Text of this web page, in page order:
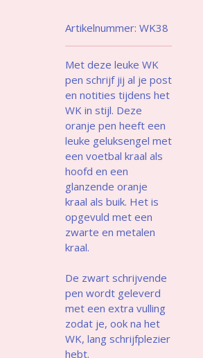
Artikelnummer: WK38
Met deze leuke WK
pen schrijf jij al je post
en notities tijdens het
WK in stijl. Deze
oranje pen heeft een
leuke geluksengel met
een voetbal kraal als
hoofd en een
glanzende oranje
kraal als buik. Het is
opgevuld met een
zwarte en metalen
kraal.
De zwart schrijvende
pen wordt geleverd
met een extra vulling
zodat je, ook na het
WK, lang schrijfplezier
hebt.